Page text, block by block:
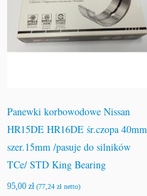
Panewki korbowodowe Nissan
HR15DE HR16DE śr.czopa 40mm
szer.15mm /pasuje do silników
TCe/ STD King Bearing
95,00 zł (77,24 zł netto)